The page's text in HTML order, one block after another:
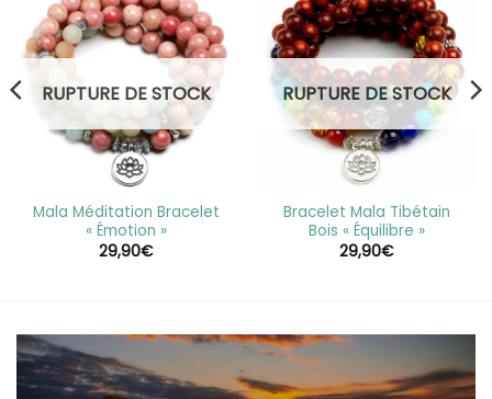
RUPTURE DE STOCK
Mala Méditation Bracelet
« Émotion »
29,90€
RUPTURE DE STOCK
Bracelet Mala Tibétain
Bois « Équilibre »
29,90€